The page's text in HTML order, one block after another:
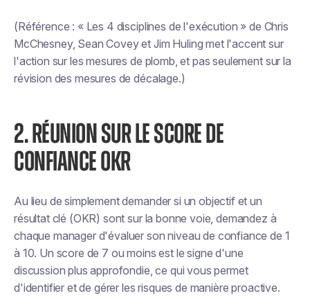
(Référence : « Les 4 disciplines de l'exécution » de Chris
McChesney, Sean Covey et Jim Huling met l'accent sur
l'action sur les mesures de plomb, et pas seulement sur la
révision des mesures de décalage.)
2. RÉUNION SUR LE SCORE DE
CONFIANCE OKR
Au lieu de simplement demander si un objectif et un
résultat clé (OKR) sont sur la bonne voie, demandez à
chaque manager d'évaluer son niveau de confiance de 1
à 10. Un score de 7 ou moins est le signe d'une
discussion plus approfondie, ce qui vous permet
d'identifier et de gérer les risques de manière proactive.